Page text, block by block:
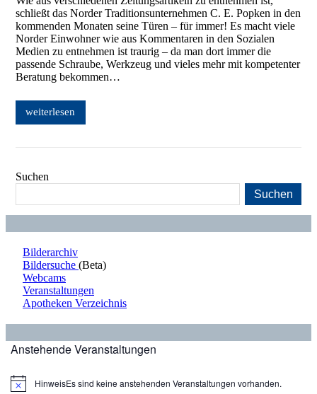
schließt das Norder Traditionsunternehmen C. E. Popken in den
kommenden Monaten seine Türen – für immer! Es macht viele
Norder Einwohner wie aus Kommentaren in den Sozialen
Medien zu entnehmen ist traurig – da man dort immer die
passende Schraube, Werkzeug und vieles mehr mit kompetenter
Beratung bekommen…
weiterlesen
Suchen
Suchen
Bilderarchiv
Bildersuche (Beta)
Webcams
Veranstaltungen
Apotheken Verzeichnis
Anstehende Veranstaltungen
HinweisEs sind keine anstehenden Veranstaltungen vorhanden.